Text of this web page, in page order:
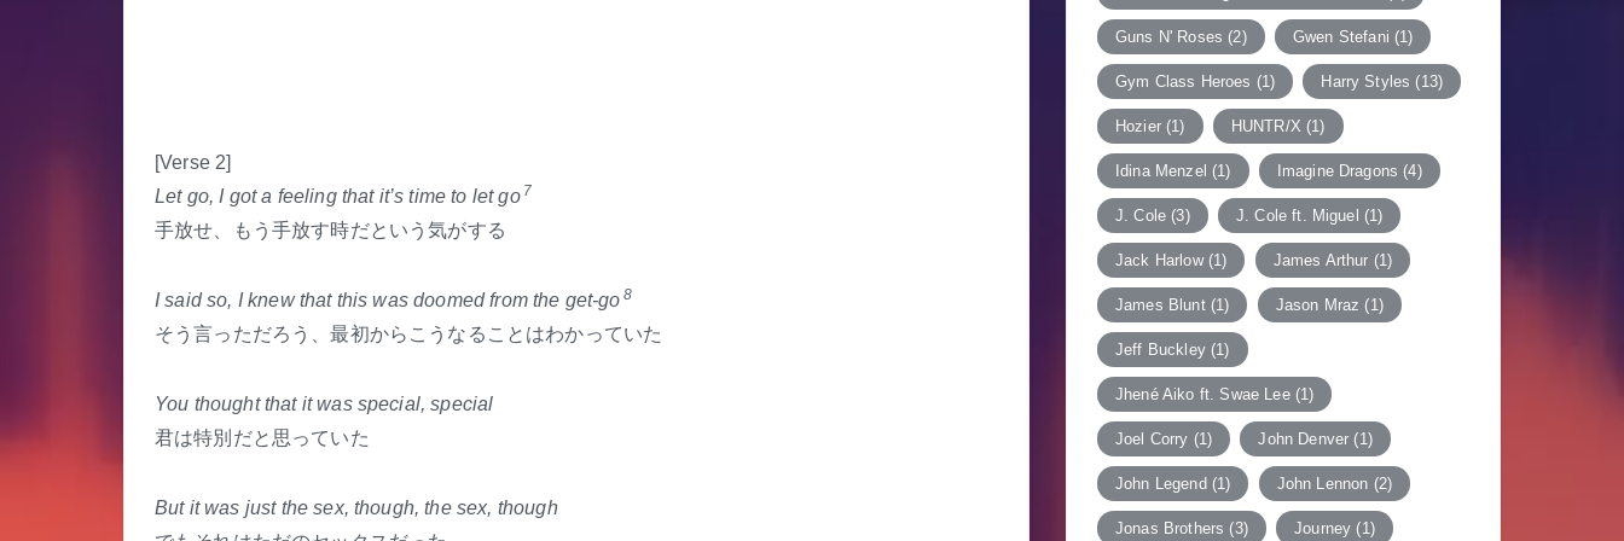
[Verse 2]
Let go, I got a feeling that it’s time to let go 7
手放せ、もう手放す時だという気がする
I said so, I knew that this was doomed from the get-go 8
そう言っただろう、最初からこうなることはわかっていた
You thought that it was special, special
君は特別だと思っていた
But it was just the sex, though, the sex, though
Guns N' Roses (2) Gwen Stefani (1)
Gym Class Heroes (1) Harry Styles (13)
Hozier(1) HUNTR/X (1)
Idina Menzel (1) Imagine Dragons (4)
J. Cole (3) J. Cole ft. Miguel (1)
Jack Harlow(1) James Arthur (1)
James Blunt(1) Jason Mraz (1)
Jeff Buckley(1)
Jhené Aiko ft. Swae Lee(1)
Joel Corry (1) John Denver (1)
John Legend (1) John Lennon (2)
Jonas Brothers (3) Journey (1)